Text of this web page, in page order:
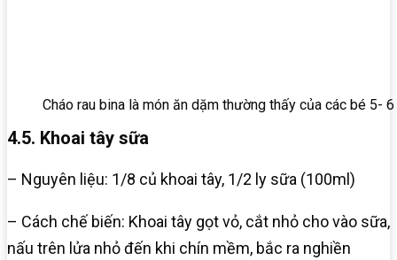
Cháo rau bina là món ăn dặm thường thấy của các bé 5-
4.5. Khoai tây sữa
– Nguyên liệu: 1/8 củ khoai tây, 1/2 ly sữa (100ml)
– Cách chế biến: Khoai tây gọt vỏ, cắt nhỏ cho vào sữa,
nấu trên lửa nhỏ đến khi chín mềm, bắc ra nghiền